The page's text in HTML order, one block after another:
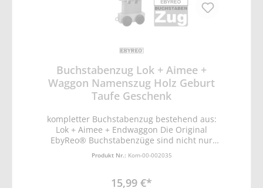
Buchstabenzug Lok + Aimee +
Waggon Namenszug Holz Geburt
Taufe Geschenk
kompletter Buchstabenzug bestehend aus:
Lok + Aimee + Endwaggon Die Original
EbyReo® Buchstabenzüge sind nicht nur
eine tolles natürliches Holzspielzeug zum
Produkt Nr.: Kom-00-002035
15,99 €*